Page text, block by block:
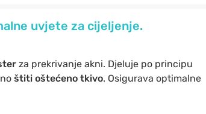
uvjete za cijeljenje.
za prekrivanje akni. Djeluje po principu
štiti oštećeno tkivo. Osigurava optimalne